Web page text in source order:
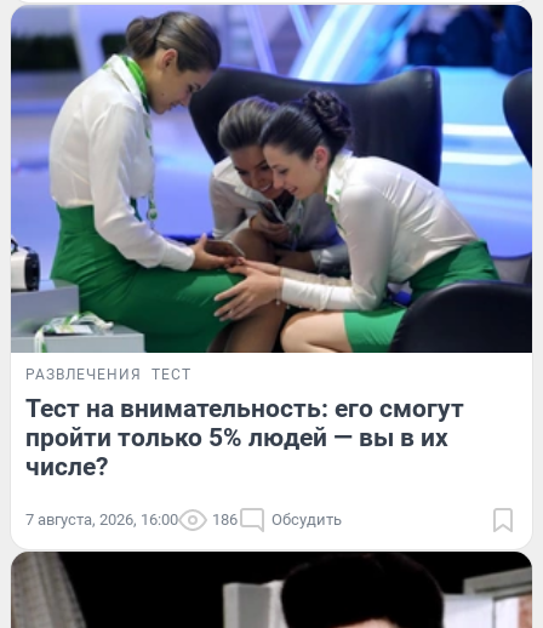
РАЗВЛЕЧЕНИЯ ТЕСТ
Тест на внимательность: его смогут
пройти только 5% людей — вы в их
числе?
7 августа, 2026, 16:00 186 Обсудить